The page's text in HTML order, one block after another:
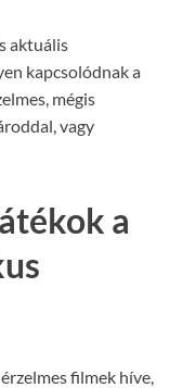
aktuális
kapcsolódnak a
mégis
vagy
a
filmek híve,